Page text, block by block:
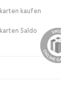
kaufen
Saldo